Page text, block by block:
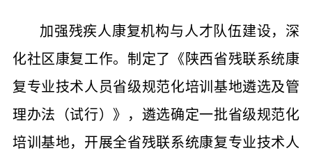
加强残疾人康复机构与人才队伍建设，深
化社区康复工作。制定了《陕西省残联系统康
复专业技术人员省级规范化培训基地遴选及管
理办法（试行）》，遴选确定一批省级规范化
培训基地，开展全省残联系统康复专业技术人